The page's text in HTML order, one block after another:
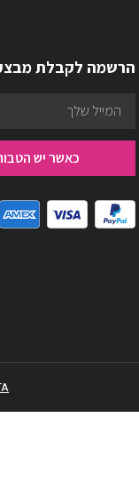
הרשמה לקבלת
כאשר יש